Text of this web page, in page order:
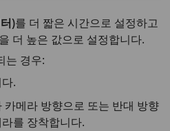
)를 더 짧은 시간으로 설정하고
을 더 높은 값으로 설정합니다.
는 경우:
.
카메라 방향으로 또는 반대 방향
를 장착합니다.